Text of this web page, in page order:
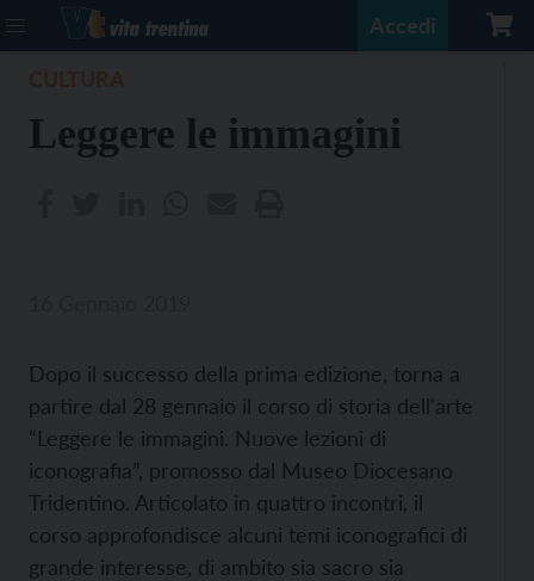
Accedi
Leggere le immagini
Dopo il successo della prima edizione, torna a
partire dal 28 gennaio il corso di storia dell'arte
“Leggere le immagini. Nuove lezioni di
iconografia”, promosso dal Museo Diocesano
Tridentino. Articolato in quattro incontri, il
corso approfondisce alcuni temi iconografici di
grande interesse, di ambito sia sacro sia